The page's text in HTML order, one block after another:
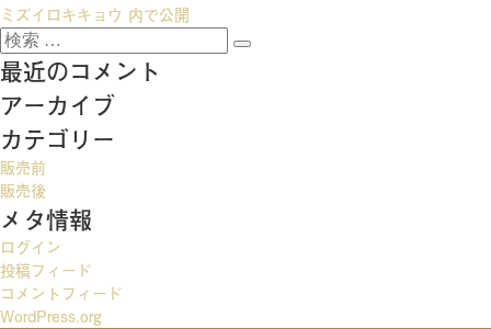
投
稿
ナ
ビ
ゲ
ー
シ
ョ
ン
ミズイロキキョウ 内で公開
検
索:
検
最近のコメント
アーカイブ
カテゴリー
販売前
販売後
メタ情報
ログイン
投稿フィード
コメントフィード
WordPress.org